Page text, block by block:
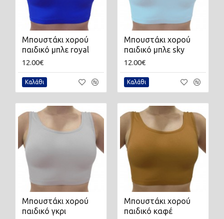
Μπουστάκι χορού
παιδικό μπλε royal
12.00€
Καλάθι
Μπουστάκι χορού
παιδικό μπλε sky
12.00€
Καλάθι
Μπουστάκι χορού
παιδικό γκρι
Μπουστάκι χορού
παιδικό καφέ